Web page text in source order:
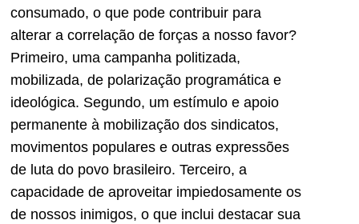
consumado, o que pode contribuir para
alterar a correlação de forças a nosso favor?
Primeiro, uma campanha politizada,
mobilizada, de polarização programática e
ideológica. Segundo, um estímulo e apoio
permanente à mobilização dos sindicatos,
movimentos populares e outras expressões
de luta do povo brasileiro. Terceiro, a
capacidade de aproveitar impiedosamente os
de nossos inimigos, o que inclui destacar sua